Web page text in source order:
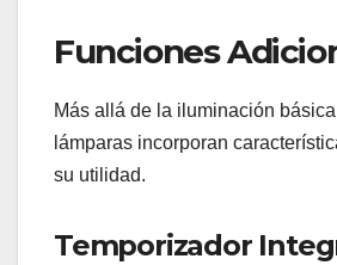
Funciones
Más allá de la iluminación
lámparas incorporan
su utilidad.
Temporizador